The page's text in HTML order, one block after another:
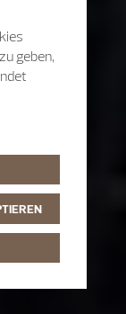
geben,